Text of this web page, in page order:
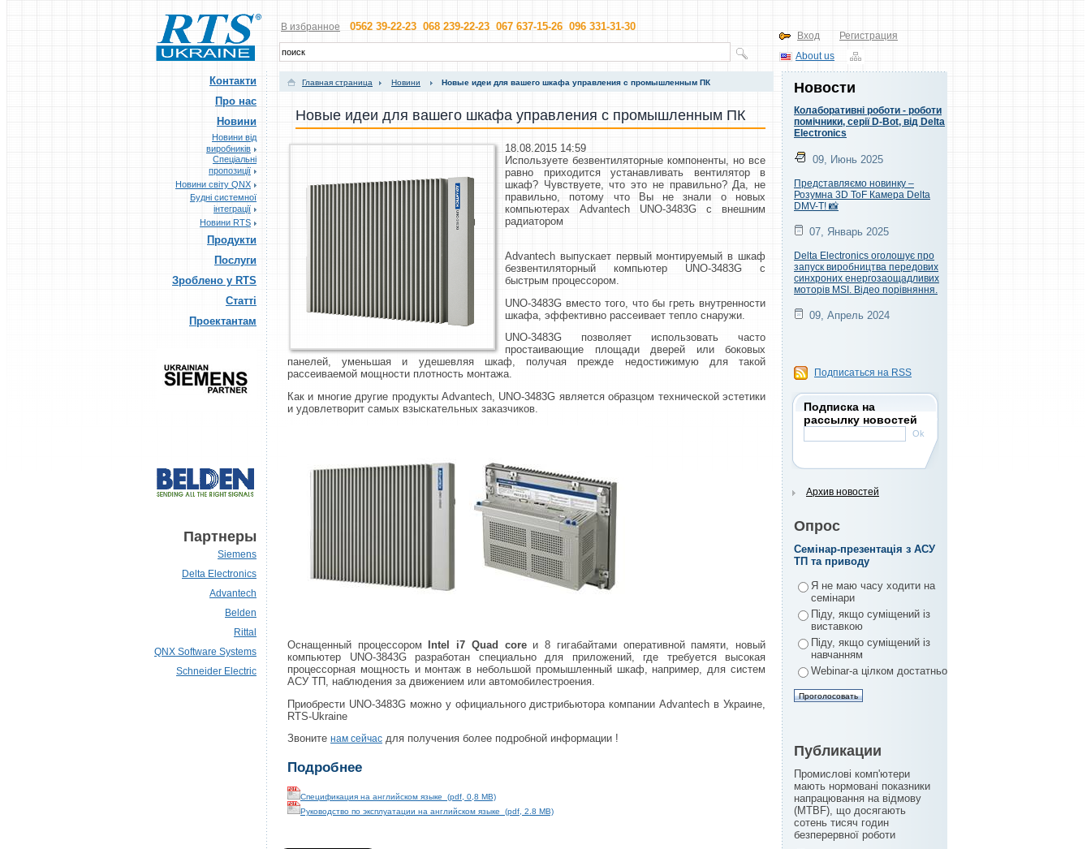
В избранное 0562 39-22-23 068 239-22-23 067 637-15-26 096 331-31-30
Вход
Регистрация
About us
Контакти
Про нас
Новини
Новини від
виробників
Спеціальні
пропозиції
Новини світу QNX
Будні системної
інтеграції
Новини RTS
Продукти
Послуги
Зроблено у RTS
Статті
Проектантам
Партнеры
Siemens
Delta Electronics
Advantech
Belden
Rittal
QNX Software Systems
Schneider Electric
Главная страница Новини Новые идеи для вашего шкафа управления с промышленным ПК
Новые идеи для вашего шкафа управления с промышленным ПК
18.08.2015 14:59
Используете безвентиляторные компоненты, но все
равно приходится устанавливать вентилятор в
шкаф? Чувствуете, что это не правильно? Да, не
правильно, потому что Вы не знали о новых
компьютерах Advantech UNO-3483G c внешним
радиатором
Advantech выпускает первый монтируемый в шкаф
безвентиляторный компьютер UNO-3483G с
быстрым процессором.
UNO-3483G вместо того, что бы греть внутренности
шкафа, эффективно рассеивает тепло снаружи.
UNO-3483G позволяет использовать часто
простаивающие площади дверей или боковых
панелей, уменьшая и удешевляя шкаф, получая прежде недостижимую для такой
рассеиваемой мощности плотность монтажа.
Как и многие другие продукты Advantech, UNO-3483G является образцом технической эстетики
и удовлетворит самых взыскательных заказчиков.
Оснащенный процессором Intel i7 Quad coreи 8 гигабайтами оперативной памяти, новый
компьютер UNO-3843G разработан специально для приложений, где требуется высокая
процессорная мощность и монтаж в небольшой промышленный шкаф, например, для систем
АСУ ТП, наблюдения за движением или автомобилестроения.
Приобрести UNO-3483G можно у официального дистрибьютора компании Advantech в Украине,
RTS-Ukraine
Звоните нам сейчас для получения более подробной информации !
Подробнее
Спецификация на английском языке (pdf, 0,8 МВ)
Руководство по эксплуатации на английском языке (pdf, 2.8 МВ)
Новости
Колаборативні роботи - роботи
помічники, серії D-Bot, від Delta
Electronics
09, Июнь 2025
Представляємо новинку –
Розумна 3D ToF Камера Delta
DMV-T! 📸
07, Январь 2025
Delta Electronics оголошує про
запуск виробництва передових
синхроних енергозаощадливих
моторів MSI. Відео порівняння.
09, Апрель 2024
Подписаться на RSS
Подписка на
рассылку новостей
Архив новостей
Опрос
Семінар-презентація з АСУ
ТП та приводу
Я не маю часу ходити на
семінари
Піду, якщо суміщений із
виставкою
Піду, якщо суміщений із
навчанням
Webinar-а цілком достатньо
Публикации
Промислові комп'ютери
мають нормовані показники
напрацювання на відмову
(MTBF), що досягають
сотень тисяч годин
безперервної роботи